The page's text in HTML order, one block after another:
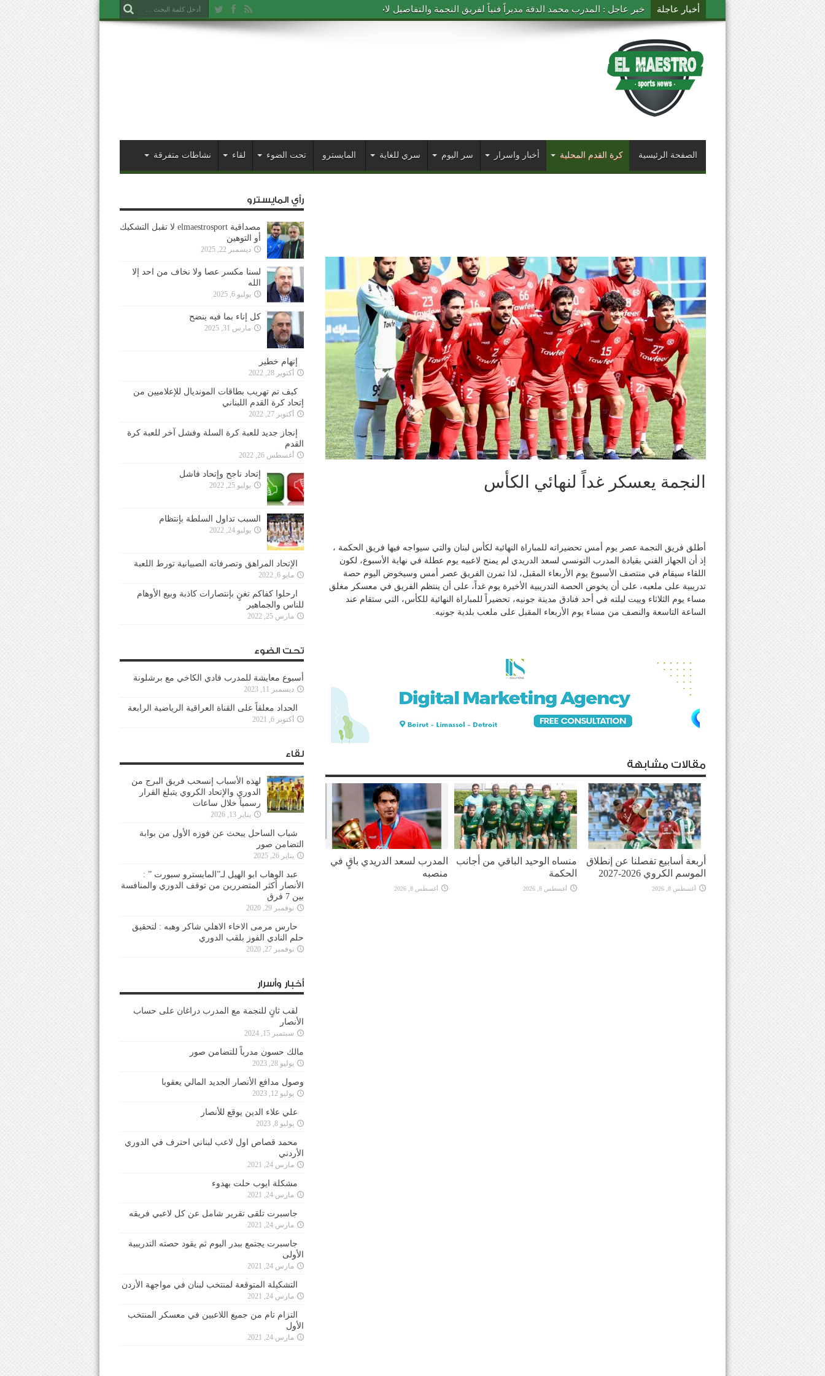
أخبار عاجلة خبر عاجل : المدرب محمد الدقة مديراً فنياً لفريق النجمة والتفاصيل لاحقاً
الصفحة الرئيسية كرة القدم المحلية أخبار واسرار سر اليوم سري للغاية المايسترو تحت الضوء لقاء نشاطات متفرقة
النجمة يعسكر غداً لنهائي الكأس
أطلق فريق النجمة عصر يوم أمس تحضيراته للمباراة النهائية لكأس لبنان والتي سيواجه فيها فريق الحكمة ،
إذ أن الجهاز الفني بقيادة المدرب التونسي لسعد الدريدي لم يمنح لاعبيه يوم عطلة في نهاية الأسبوع، لكون
اللقاء سيقام في منتصف الأسبوع يوم الأربعاء المقبل، لذا تمرن الفريق عصر أمس وسيخوض اليوم حصة
تدريبية على ملعبه، على أن يخوض الحصة التدريبية الأخيرة يوم غداً، على أن ينتظم الفريق في معسكر مغلق
مساء يوم الثلاثاء وييت ليلته في أحد فنادق مدينة جونيه، تحضيراً للمباراة النهائية للكأس، التي ستقام عند
الساعة التاسعة والنصف من مساء يوم الأربعاء المقبل على ملعب بلدية جونيه.
مقالات مشابهة
أربعة أسابيع تفصلنا عن إنطلاق
الموسم الكروي 2026-2027
أغسطس 8, 2026
منساه الوحيد الباقي من أجانب
الحكمة
أغسطس 8, 2026
المدرب لسعد الدريدي باقٍ في
منصبه
أغسطس 8, 2026
رأي المايسترو
مصداقية elmaestrosport لا تقبل التشكيك
أو التوهين
ديسمبر 22, 2025
لسنا مكسر عصا ولا نخاف من احد إلا
الله
يوليو 6, 2025
كل إناء بما فيه ينضح
مارس 31, 2025
إتهام خطير
أكتوبر 28, 2022
كيف تم تهريب بطاقات المونديال للإعلاميين من
إتحاد كرة القدم اللبناني
أكتوبر 27, 2022
إنجاز جديد للعبة كرة السلة وفشل آخر للعبة كرة
القدم
أغسطس 26, 2022
إتحاد ناجح وإتحاد فاشل
يوليو 25, 2022
السبب تداول السلطة بإنتظام
يوليو 24, 2022
الإتحاد المراهق وتصرفاته الصبيانية تورط اللعبة
مايو 6, 2022
ارحلوا كفاكم تغنٍ بإنتصارات كاذبة وبيع الأوهام
للناس والجماهير
مارس 25, 2022
تحت الضوء
أسبوع معايشة للمدرب فادي الكاخي مع برشلونة
ديسمبر 11, 2023
الحداد معلقاً على القناة العراقية الرياضية الرابعة
أكتوبر 6, 2021
لقاء
لهذه الأسباب إنسحب فريق البرج من
الدوري والإتحاد الكروي يتبلغ القرار
رسمياً خلال ساعات
يناير 13, 2026
شباب الساحل يبحث عن فوزه الأول من بوابة
التضامن صور
يناير 26, 2025
عبد الوهاب ابو الهيل لـ”المايسترو سبورت ” :
الأنصار أكثر المتضررين من توقف الدوري والمنافسة
بين 7 فرق
نوفمبر 29, 2020
حارس مرمى الاخاء الاهلي شاكر وهبه : لتحقيق
حلم النادي الفوز بلقب الدوري
نوفمبر 27, 2020
أخبار وأسرار
لقب ثانٍ للنجمة مع المدرب دراغان على حساب
الأنصار
سبتمبر 15, 2024
مالك حسون مدرباً للتضامن صور
يوليو 28, 2023
وصول مدافع الأنصار الجديد المالي يعقوبا
يوليو 12, 2023
علي علاء الدين يوقع للأنصار
يوليو 8, 2023
محمد قصاص اول لاعب لبناني احترف في الدوري
الأردني
مارس 24, 2021
مشكلة ايوب حلت بهدوء
مارس 24, 2021
جاسبرت تلقى تقرير شامل عن كل لاعبي فريقه
مارس 24, 2021
جاسبرت يجتمع ببدر اليوم ثم يقود حصته التدريبية
الأولى
مارس 24, 2021
التشكيلة المتوقعة لمنتخب لبنان في مواجهة الأردن
مارس 24, 2021
التزام تام من جميع اللاعبين في معسكر المنتخب
الأول
مارس 24, 2021